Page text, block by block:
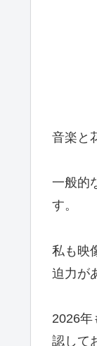
音楽と
一般的
す。
私も映
迫力が
2026年
認して